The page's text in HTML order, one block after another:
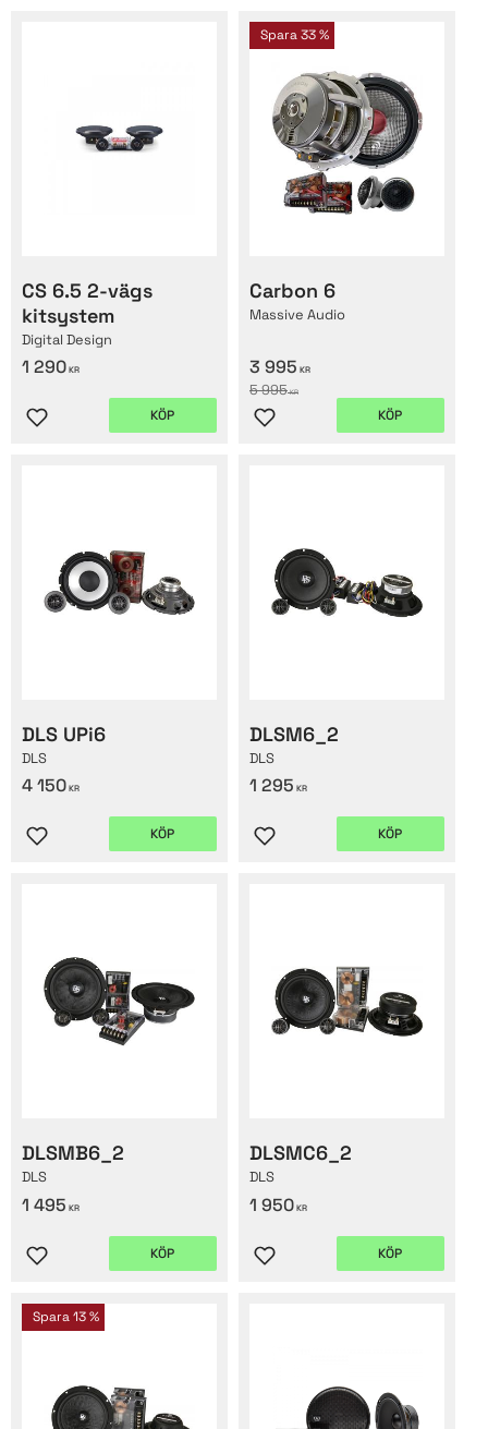
CS 6.5 2-vägs
kitsystem
Digital Design
1 290 KR
Lägg till i favoriter
KÖP
Carbon 6
Massive Audio
3 995 KR
5 995KR
Spara33 %
Lägg till i favoriter
KÖP
DLS UPi6
DLS
4 150 KR
Lägg till i favoriter
KÖP
DLSM6_2
DLS
1 295 KR
Lägg till i favoriter
KÖP
DLSMB6_2
DLS
1 495 KR
Lägg till i favoriter
KÖP
DLSMC6_2
DLS
1 950 KR
Lägg till i favoriter
KÖP
Spara13 %